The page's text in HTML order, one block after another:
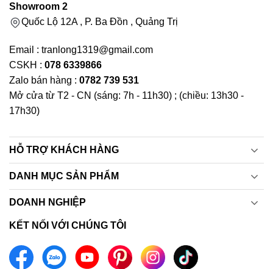
Showroom 2
Quốc Lộ 12A , P. Ba Đồn , Quảng Trị
Email : tranlong1319@gmail.com
CSKH : 078 6339866
Zalo bán hàng : 0782 739 531
Mở cửa từ T2 - CN (sáng: 7h - 11h30) ; (chiều: 13h30 -
17h30)
HỖ TRỢ KHÁCH HÀNG
DANH MỤC SẢN PHẨM
DOANH NGHIỆP
KẾT NỐI VỚI CHÚNG TÔI